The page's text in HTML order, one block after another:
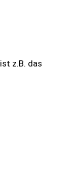
ist z.B. das